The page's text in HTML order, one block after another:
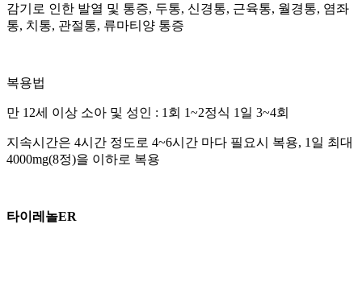
감기로 인한 발열 및 통증, 두통, 신경통, 근육통, 월경통, 염좌
통, 치통, 관절통, 류마티양 통증
복용법
만 12세 이상 소아 및 성인 : 1회 1~2정식 1일 3~4회
지속시간은 4시간 정도로 4~6시간 마다 필요시 복용, 1일 최대
4000mg(8정)을 이하로 복용
타이레놀ER